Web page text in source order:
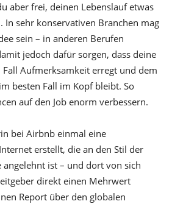
aber frei, deinen Lebenslauf etwas
In sehr konservativen Branchen mag
sein – in anderen Berufen
jedoch dafür sorgen, dass deine
Aufmerksamkeit erregt und dem
besten Fall im Kopf bleibt. So
auf den Job enorm verbessern.
bei Airbnb einmal eine
erstellt, die an den Stil der
ist – und dort von sich
direkt einen Mehrwert
Report über den globalen